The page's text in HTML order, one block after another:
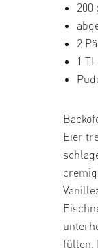
200
2
1
Eier
füllen.